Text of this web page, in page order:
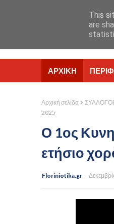
ΑΡΧΙΚΗ
Αρχική σελίδα
2025
Ο 1ος
ετήσιο
Floriniotika.gr
This
are